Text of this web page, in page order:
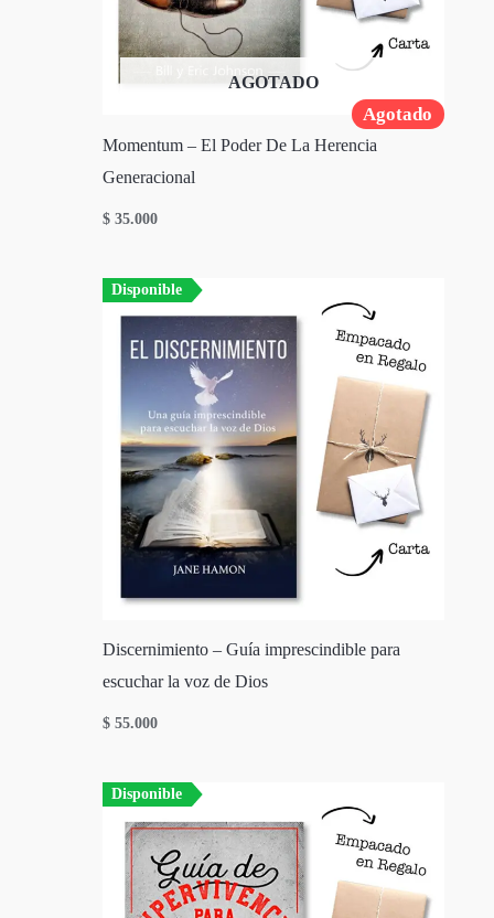
Agotado
AGOTADO
Momentum – El Poder De La Herencia
Generacional
$ 35.000
Disponible
Discernimiento – Guía imprescindible para
escuchar la voz de Dios
$ 55.000
Disponible